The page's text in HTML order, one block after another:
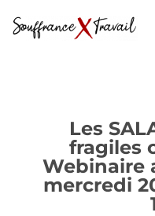
Les
fragiles
Webinaire
mercredi